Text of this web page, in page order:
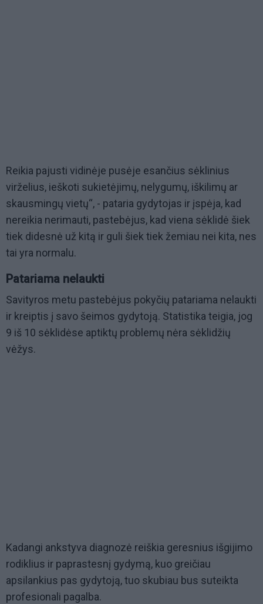
Reikia pajusti vidinėje pusėje esančius sėklinius
virželius, ieškoti sukietėjimų, nelygumų, iškilimų ar
skausmingų vietų“, - pataria gydytojas ir įspėja, kad
nereikia nerimauti, pastebėjus, kad viena sėklidė šiek
tiek didesnė už kitą ir guli šiek tiek žemiau nei kita, nes
tai yra normalu.
Patariama nelaukti
Savityros metu pastebėjus pokyčių patariama nelaukti
ir kreiptis į savo šeimos gydytoją. Statistika teigia, jog
9 iš 10 sėklidėse aptiktų problemų nėra sėklidžių
vėžys.
Kadangi ankstyva diagnozė reiškia geresnius išgijimo
rodiklius ir paprastesnį gydymą, kuo greičiau
apsilankius pas gydytoją, tuo skubiau bus suteikta
profesionali pagalba.